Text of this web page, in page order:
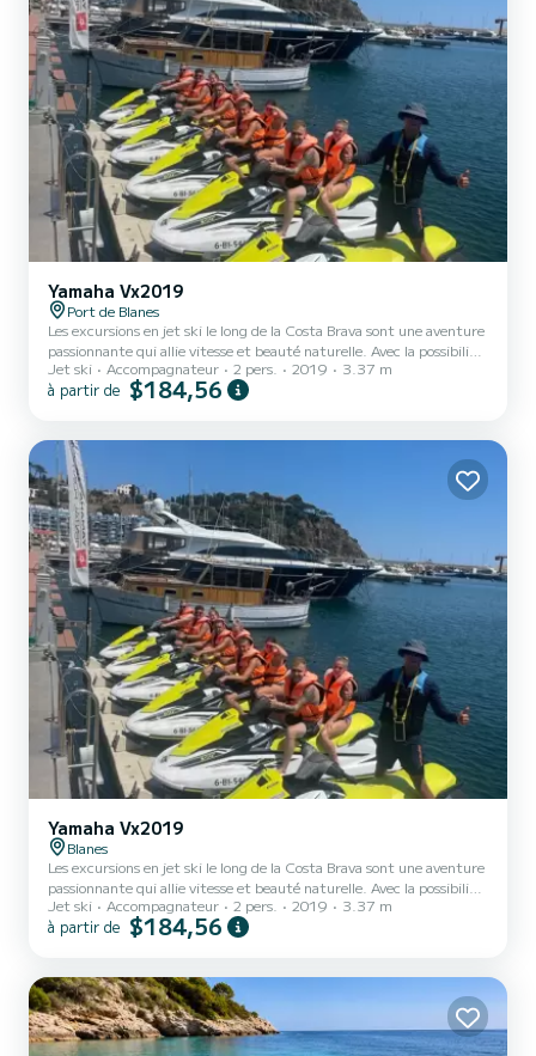
Yamaha Vx2019
Port de Blanes
Les excursions en jet ski le long de la Costa Brava sont une aventure
passionnante qui allie vitesse et beauté naturelle. Avec la possibilité
de prendre jusqu'à 4 motos, vous pouvez partager cette expérience
avec vos amis et votre famille en explorant le spectaculaire littoral
aurez également l'occasion de vous approcher de certains des points
les plus emblém...
Jet ski Accompagnateur 2 pers. 2019 3.37 m
à partir de $184,56
Yamaha Vx2019
Blanes
Les excursions en jet ski le long de la Costa Brava sont une aventure
passionnante qui allie vitesse et beauté naturelle. Avec la possibilité
de prendre jusqu'à 4 motos, vous pouvez partager cette expérience
avec vos amis et votre famille en explorant le spectaculaire littoral
aurez également l'occasion de vous approcher de certains des points
les plus emblém...
Jet ski Accompagnateur 2 pers. 2019 3.37 m
à partir de $184,56